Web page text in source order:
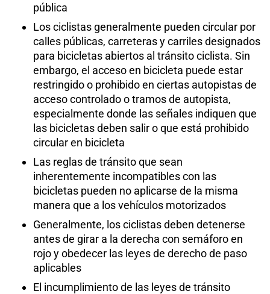
pública
Los ciclistas generalmente pueden circular por
calles públicas, carreteras y carriles designados
para bicicletas abiertos al tránsito ciclista. Sin
embargo, el acceso en bicicleta puede estar
restringido o prohibido en ciertas autopistas de
acceso controlado o tramos de autopista,
especialmente donde las señales indiquen que
las bicicletas deben salir o que está prohibido
circular en bicicleta
Las reglas de tránsito que sean
inherentemente incompatibles con las
bicicletas pueden no aplicarse de la misma
manera que a los vehículos motorizados
Generalmente, los ciclistas deben detenerse
antes de girar a la derecha con semáforo en
rojo y obedecer las leyes de derecho de paso
aplicables
El incumplimiento de las leyes de tránsito